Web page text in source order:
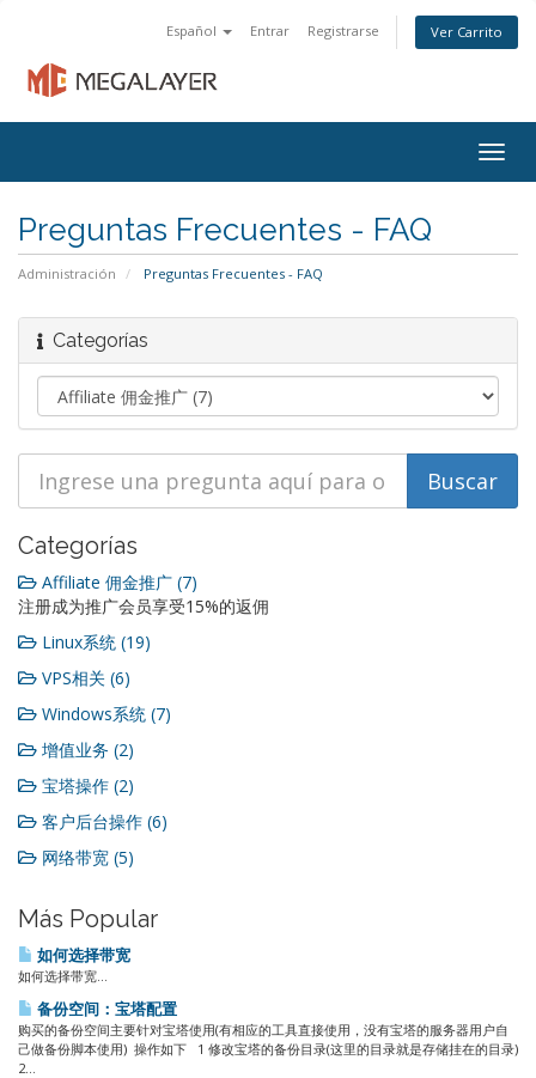
Español Entrar Registrarse Ver Carrito
Preguntas Frecuentes - FAQ
Administración Preguntas Frecuentes - FAQ
Categorías
Categorías
Affiliate 佣金推广 (7)
注册成为推广会员享受15%的返佣
Linux系统 (19)
VPS相关 (6)
Windows系统 (7)
增值业务 (2)
宝塔操作 (2)
客户后台操作 (6)
网络带宽 (5)
Más Popular
如何选择带宽
如何选择带宽...
备份空间：宝塔配置
购买的备份空间主要针对宝塔使用(有相应的工具直接使用，没有宝塔的服务器用户自
己做备份脚本使用) 操作如下 1 修改宝塔的备份目录(这里的目录就是存储挂在的目录)
2...